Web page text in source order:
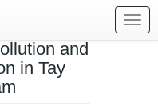
and
in Tay